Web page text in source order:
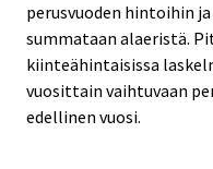
perusvuoden hintoihin
summataan alaeristä.
kiinteähintaisissa
vuosittain vaihtuvaan
edellinen vuosi.